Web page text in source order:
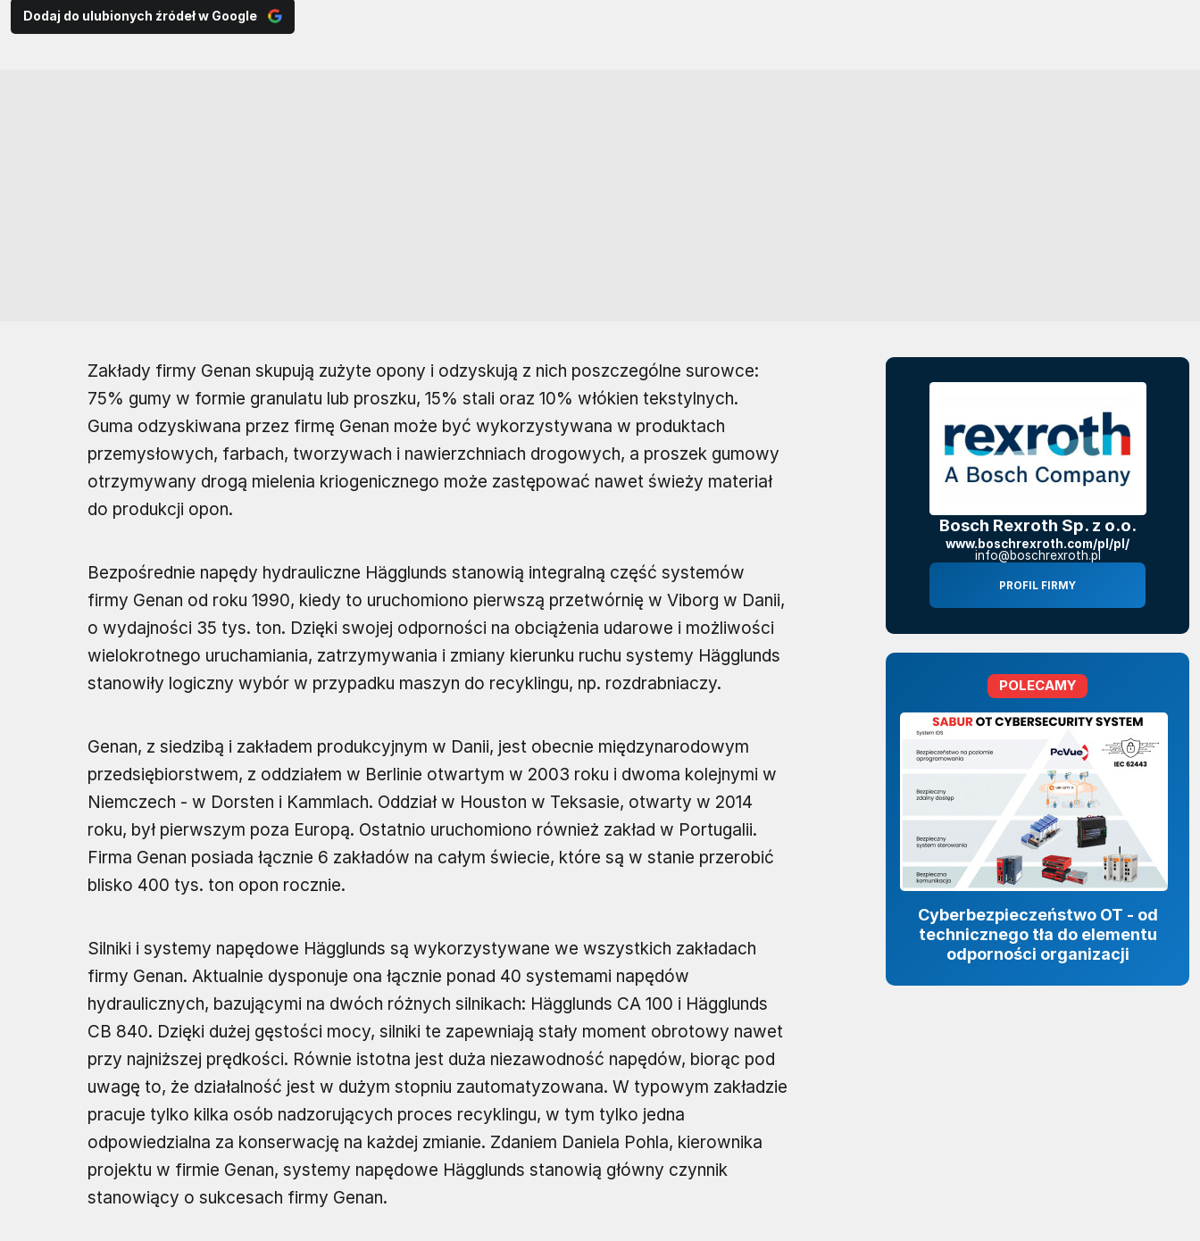
Dodaj do ulubionych źródeł w Google
Zakłady firmy Genan skupują zużyte opony i odzyskują z nich poszczególne surowce:
75% gumy w formie granulatu lub proszku, 15% stali oraz 10% włókien tekstylnych.
Guma odzyskiwana przez firmę Genan może być wykorzystywana w produktach
przemysłowych, farbach, tworzywach i nawierzchniach drogowych, a proszek gumowy
otrzymywany drogą mielenia kriogenicznego może zastępować nawet świeży materiał
do produkcji opon.
Bezpośrednie napędy hydrauliczne Hägglunds stanowią integralną część systemów
firmy Genan od roku 1990, kiedy to uruchomiono pierwszą przetwórnię w Viborg w Danii,
o wydajności 35 tys. ton. Dzięki swojej odporności na obciążenia udarowe i możliwości
wielokrotnego uruchamiania, zatrzymywania i zmiany kierunku ruchu systemy Hägglunds
stanowiły logiczny wybór w przypadku maszyn do recyklingu, np. rozdrabniaczy.
Genan, z siedzibą i zakładem produkcyjnym w Danii, jest obecnie międzynarodowym
przedsiębiorstwem, z oddziałem w Berlinie otwartym w 2003 roku i dwoma kolejnymi w
Niemczech - w Dorsten i Kammlach. Oddział w Houston w Teksasie, otwarty w 2014
roku, był pierwszym poza Europą. Ostatnio uruchomiono również zakład w Portugalii.
Firma Genan posiada łącznie 6 zakładów na całym świecie, które są w stanie przerobić
blisko 400 tys. ton opon rocznie.
Silniki i systemy napędowe Hägglunds są wykorzystywane we wszystkich zakładach
firmy Genan. Aktualnie dysponuje ona łącznie ponad 40 systemami napędów
hydraulicznych, bazującymi na dwóch różnych silnikach: Hägglunds CA 100 i Hägglunds
CB 840. Dzięki dużej gęstości mocy, silniki te zapewniają stały moment obrotowy nawet
przy najniższej prędkości. Równie istotna jest duża niezawodność napędów, biorąc pod
uwagę to, że działalność jest w dużym stopniu zautomatyzowana. W typowym zakładzie
pracuje tylko kilka osób nadzorujących proces recyklingu, w tym tylko jedna
odpowiedzialna za konserwację na każdej zmianie. Zdaniem Daniela Pohla, kierownika
projektu w firmie Genan, systemy napędowe Hägglunds stanowią główny czynnik
stanowiący o sukcesach firmy Genan.
Bosch Rexroth Sp. z o.o.
www.boschrexroth.com/pl/pl/
info@boschrexroth.pl
PROFIL FIRMY
POLECAMY
Cyberbezpieczeństwo OT - od
technicznego tła do elementu
odporności organizacji